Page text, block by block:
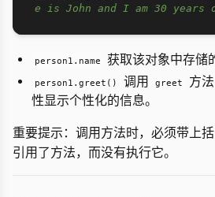
e is John and I am 30 years
person1.name 获取该对象中存储
person1.greet() 调用 greet
方
性显示个性化的信息。
重要提示：调用方法时，必须带上
引用了方法，而没有执行它。